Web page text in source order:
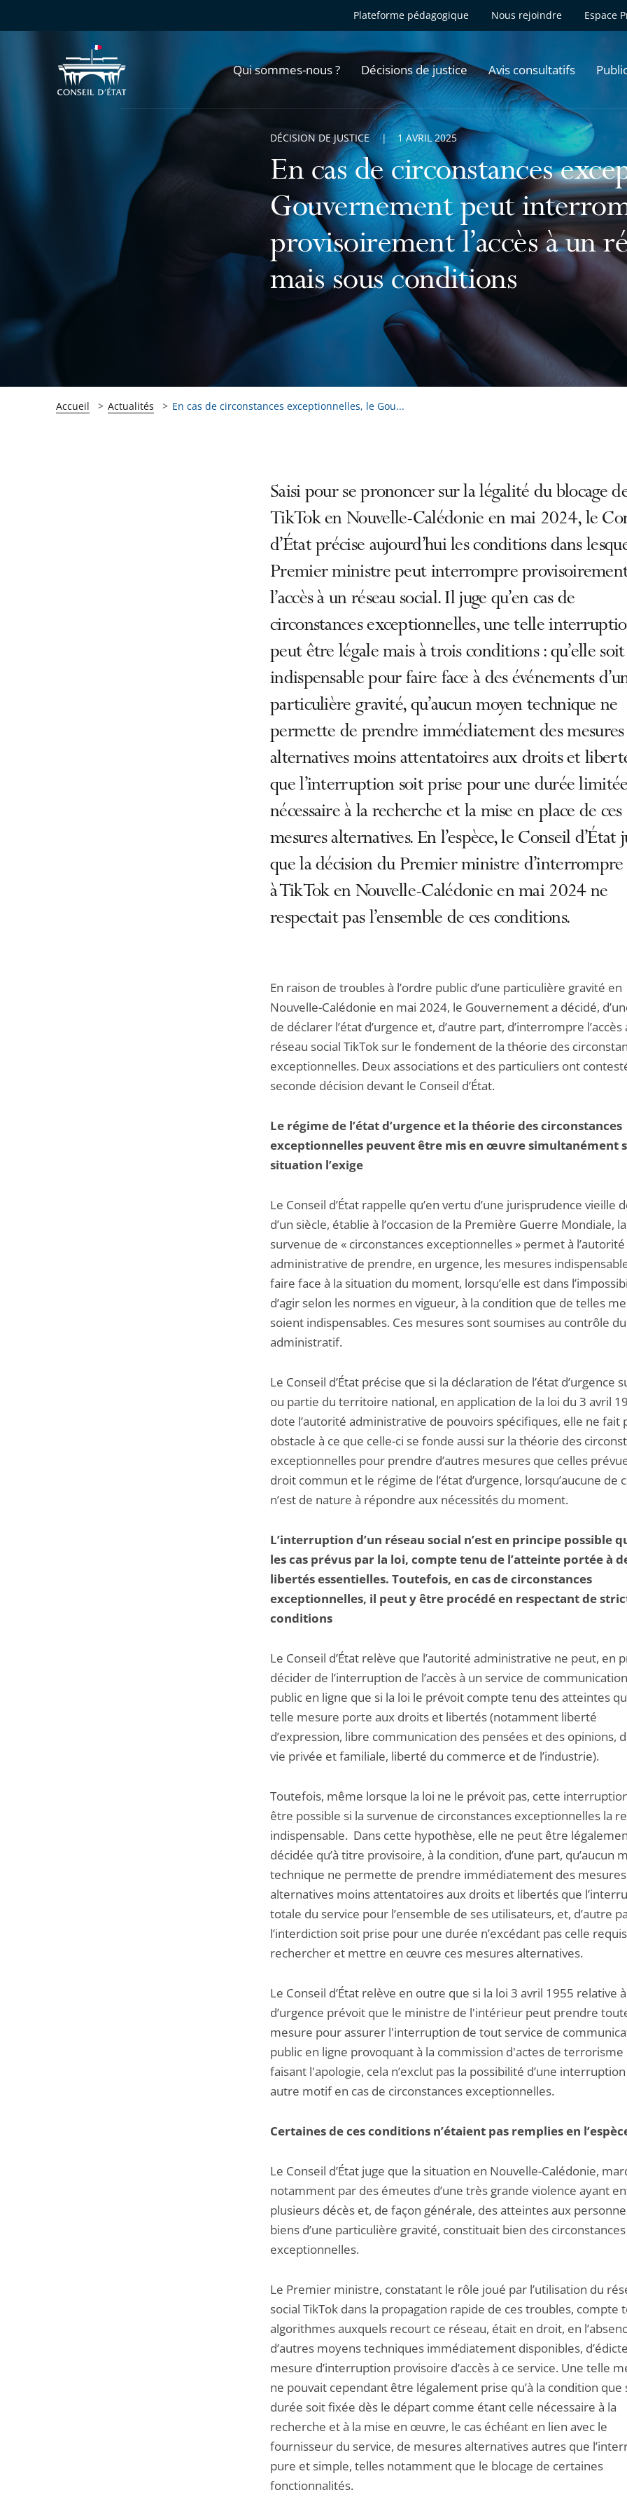
Plateforme pédagogique Nous rejoindre Espace
Qui sommes-nous ? Décisions de justice Avis consultatifs
En cas de circonstances
Gouvernement peut
provisoirement l’accès à un
mais sous conditions
DÉCISION DE JUSTICE 1 AVRIL 2025
Accueil Actualités En cas de circonstances exceptionnelles, le Gou...
Saisi pour se prononcer sur la légalité du blocage
TikTok en Nouvelle-Calédonie en mai 2024, le
d’État précise aujourd’hui les conditions dans
Premier ministre peut interrompre
l’accès à un réseau social. Il juge qu’en cas de
circonstances exceptionnelles, une telle
peut être légale mais à trois conditions : qu’elle soit
indispensable pour faire face à des événements
particulière gravité, qu’aucun moyen technique ne
permette de prendre immédiatement des mesures
alternatives moins attentatoires aux droits et
que l’interruption soit prise pour une durée limitée
nécessaire à la recherche et la mise en place de ces
mesures alternatives. En l’espèce, le Conseil d’État
que la décision du Premier ministre d’interrompre
à TikTok en Nouvelle-Calédonie en mai 2024 ne
respectait pas l’ensemble de ces conditions.
En raison de troubles à l’ordre public d’une particulière gravité en
Nouvelle-Calédonie en mai 2024, le Gouvernement a décidé,
de déclarer l’état d’urgence et, d’autre part, d’interrompre l’accès
réseau social TikTok sur le fondement de la théorie des
exceptionnelles. Deux associations et des particuliers ont
seconde décision devant le Conseil d’État.
Le régime de l’état d’urgence et la théorie des circonstances
exceptionnelles peuvent être mis en œuvre simultanément
situation l’exige
Le Conseil d’État rappelle qu’en vertu d’une jurisprudence vieille
d’un siècle, établie à l’occasion de la Première Guerre Mondiale, la
survenue de « circonstances exceptionnelles » permet à l’autorité
administrative de prendre, en urgence, les mesures
faire face à la situation du moment, lorsqu’elle est dans
d’agir selon les normes en vigueur, à la condition que de telles
soient indispensables. Ces mesures sont soumises au contrôle
administratif.
Le Conseil d’État précise que si la déclaration de l’état d’urgence
ou partie du territoire national, en application de la loi du 3 avril
dote l’autorité administrative de pouvoirs spécifiques, elle ne fait
obstacle à ce que celle-ci se fonde aussi sur la théorie des
exceptionnelles pour prendre d’autres mesures que celles
droit commun et le régime de l’état d’urgence, lorsqu’aucune de
n’est de nature à répondre aux nécessités du moment.
L’interruption d’un réseau social n’est en principe possible
les cas prévus par la loi, compte tenu de l’atteinte portée à
libertés essentielles. Toutefois, en cas de circonstances
exceptionnelles, il peut y être procédé en respectant de
conditions
Le Conseil d’État relève que l’autorité administrative ne peut, en
décider de l’interruption de l’accès à un service de
public en ligne que si la loi le prévoit compte tenu des atteintes
telle mesure porte aux droits et libertés (notamment liberté
d’expression, libre communication des pensées et des opinions,
vie privée et familiale, liberté du commerce et de l’industrie).
Toutefois, même lorsque la loi ne le prévoit pas, cette
être possible si la survenue de circonstances exceptionnelles la
indispensable. Dans cette hypothèse, elle ne peut être
décidée qu’à titre provisoire, à la condition, d’une part, qu’aucun
technique ne permette de prendre immédiatement des mesures
alternatives moins attentatoires aux droits et libertés que
totale du service pour l’ensemble de ses utilisateurs, et, d’autre
l’interdiction soit prise pour une durée n’excédant pas celle
rechercher et mettre en œuvre ces mesures alternatives.
Le Conseil d’État relève en outre que si la loi 3 avril 1955 relative à
d’urgence prévoit que le ministre de l'intérieur peut prendre
mesure pour assurer l'interruption de tout service de
public en ligne provoquant à la commission d'actes de terrorisme
faisant l'apologie, cela n’exclut pas la possibilité d’une
autre motif en cas de circonstances exceptionnelles.
Certaines de ces conditions n’étaient pas remplies en
Le Conseil d’État juge que la situation en Nouvelle-Calédonie,
notamment par des émeutes d’une très grande violence ayant
plusieurs décès et, de façon générale, des atteintes aux
biens d’une particulière gravité, constituait bien des circonstances
exceptionnelles.
Le Premier ministre, constatant le rôle joué par l’utilisation du
social TikTok dans la propagation rapide de ces troubles, compte
algorithmes auxquels recourt ce réseau, était en droit, en
d’autres moyens techniques immédiatement disponibles,
mesure d’interruption provisoire d’accès à ce service. Une telle
ne pouvait cependant être légalement prise qu’à la condition que
durée soit fixée dès le départ comme étant celle nécessaire à la
recherche et à la mise en œuvre, le cas échéant en lien avec le
fournisseur du service, de mesures alternatives autres que
pure et simple, telles notamment que le blocage de certaines
fonctionnalités.